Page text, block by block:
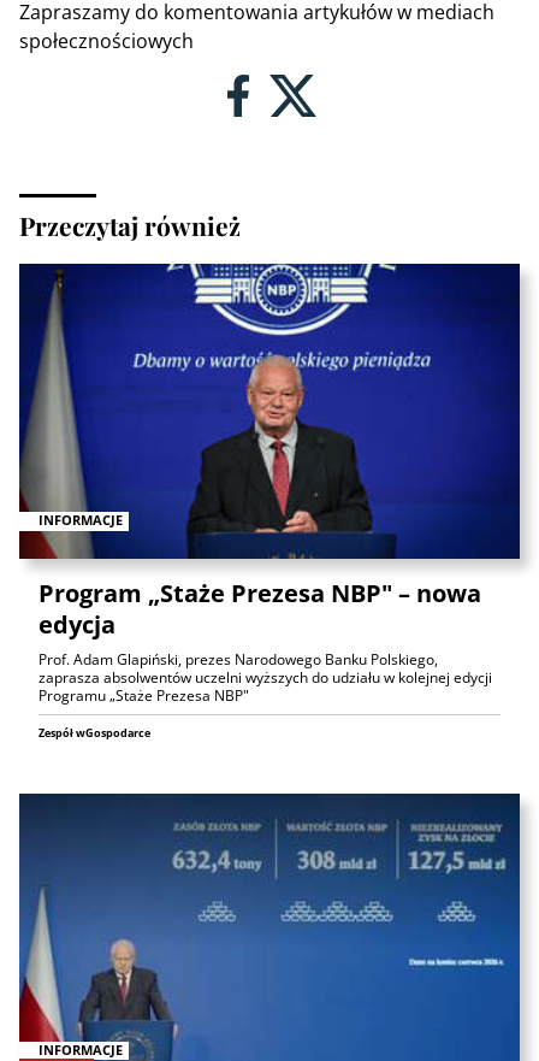
Zapraszamy do komentowania artykułów w mediach
społecznościowych
Przeczytaj również
INFORMACJE
Program „Staże Prezesa NBP" – nowa
edycja
Prof. Adam Glapiński, prezes Narodowego Banku Polskiego,
zaprasza absolwentów uczelni wyższych do udziału w kolejnej edycji
Programu „Staże Prezesa NBP"
Zespół wGospodarce
INFORMACJE